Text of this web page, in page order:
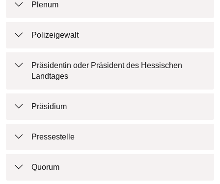
Plenum
Polizeigewalt
Präsidentin oder Präsident des Hessischen
Landtages
Präsidium
Pressestelle
Quorum